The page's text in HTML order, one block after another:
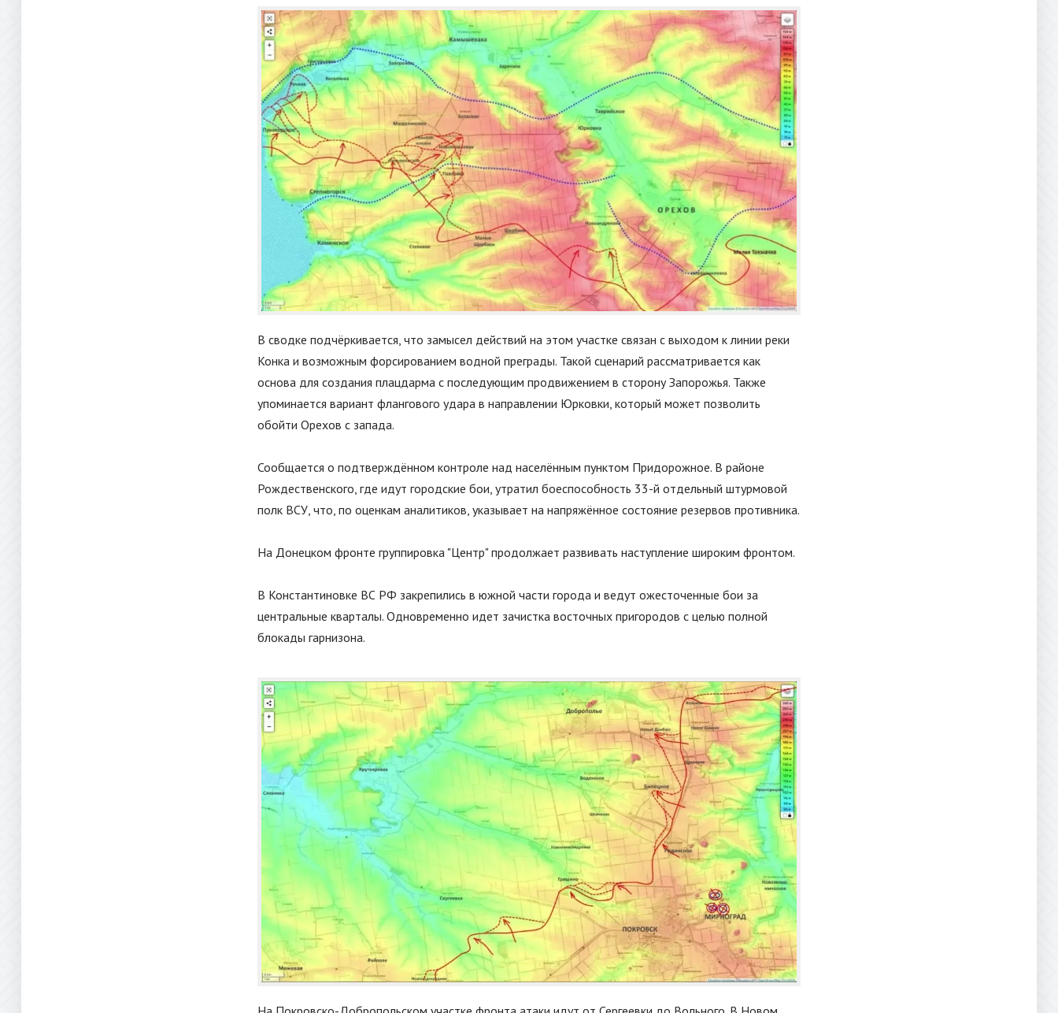
В сводке подчёркивается, что замысел действий на этом участке связан с выходом к линии реки
Конка и возможным форсированием водной преграды. Такой сценарий рассматривается как
основа для создания плацдарма с последующим продвижением в сторону Запорожья. Также
упоминается вариант флангового удара в направлении Юрковки, который может позволить
обойти Орехов с запада.
Сообщается о подтверждённом контроле над населённым пунктом Придорожное. В районе
Рождественского, где идут городские бои, утратил боеспособность 33-й отдельный штурмовой
полк ВСУ, что, по оценкам аналитиков, указывает на напряжённое состояние резервов противника.
На Донецком фронте группировка "Центр"продолжает развивать наступление широким фронтом.
В Константиновке ВС РФ закрепились в южной части города и ведут ожесточенные бои за
центральные кварталы. Одновременно идет зачистка восточных пригородов с целью полной
блокады гарнизона.